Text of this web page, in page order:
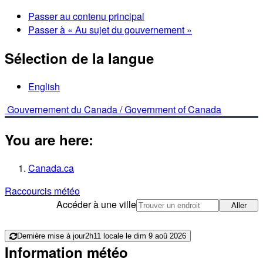
Passer au contenu principal
Passer à « Au sujet du gouvernement »
Sélection de la langue
English
Gouvernement du Canada /Government of Canada
You are here:
Canada.ca
Raccourcis météo
Accéder à une ville
Aller
Dernière mise à jour2h11 locale le dim 9 aoû 2026
Information météo